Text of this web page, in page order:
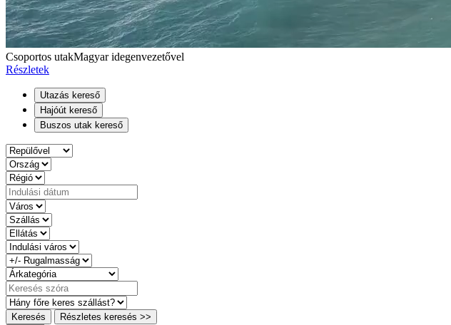
Csoportos utakMagyar idegenvezetővel
Részletek
Utazás kereső
Hajóút kereső
Buszos utak kereső
Keresés Részletes keresés >>